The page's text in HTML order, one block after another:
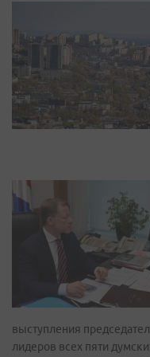
выступления
лидеров всех пяти